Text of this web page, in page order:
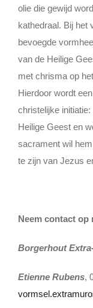
olie die gewijd
kathedraal. Bij het
bevoegde
van de Heilige
met chrisma op
Hierdoor wordt
christelijke
Heilige Geest en
sacrament wil
te zijn van Jezus
Neem contact op
Borgerhout
Etienne Rubens,